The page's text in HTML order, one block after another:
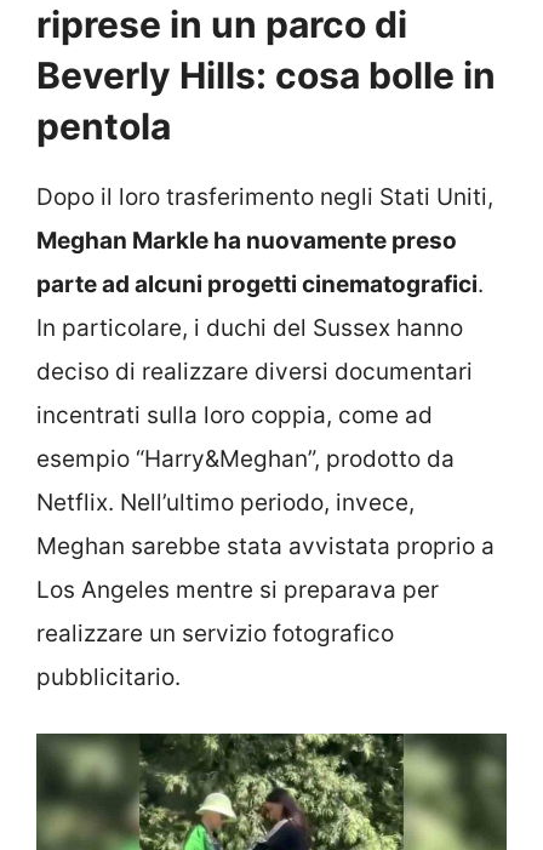
riprese in un parco di
Beverly Hills: cosa bolle in
pentola
Dopo il loro trasferimento negli Stati Uniti,
Meghan Markle ha nuovamente preso
parte ad alcuni progetti cinematografici.
In particolare, i duchi del Sussex hanno
deciso di realizzare diversi documentari
incentrati sulla loro coppia, come ad
esempio “Harry&Meghan”, prodotto da
Netflix. Nell’ultimo periodo, invece,
Meghan sarebbe stata avvistata proprio a
Los Angeles mentre si preparava per
realizzare un servizio fotografico
pubblicitario.